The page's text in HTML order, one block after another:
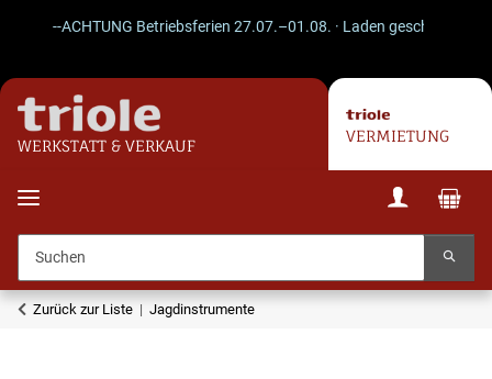
--ACHTUNG Betriebsferien 27.07.–01.08. · Laden geschlossen ·
WERKSTATT & VERKAUF
VERMIETUNG
Zurück zur Liste Jagdinstrumente